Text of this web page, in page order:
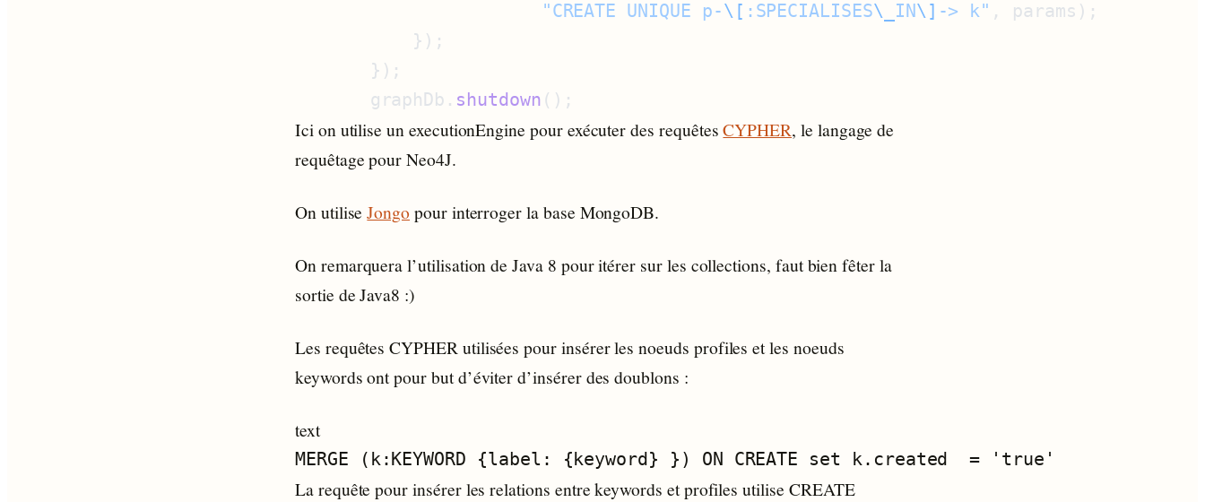
                       "CREATE UNIQUE p-
\[ :SPECIALISES\_ IN\] -> k"
       graphDb.
shutdown
Ici on utilise un executionEngine pour exécuter des requêtesCYPHER, le langage de
requêtage pour Neo4J.
On utiliseJongopour interroger la base MongoDB.
On remarquera l’utilisation de Java 8 pour itérer sur les collections, faut bien fêter la
sortie de Java8 :)
Les requêtes CYPHER utilisées pour insérer les noeuds profiles et les noeuds
keywords ont pour but d’éviter d’insérer des doublons :
text
La requête pour insérer les relations entre keywords et profiles utilise CREATE